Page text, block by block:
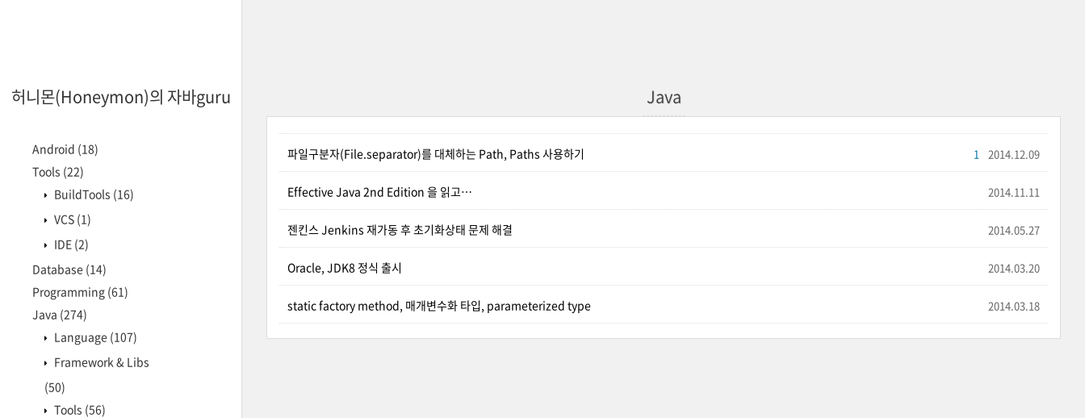
허니몬(Honeymon)의 자바guru
Android (18)
Tools (22)
BuildTools (16)
VCS (1)
IDE (2)
Database (14)
Programming (61)
Java (274)
Language (107)
Framework & Libs
(50)
Tools (56)
Java
파일구분자(File.separator)를 대체하는 Path, Paths 사용하기 2014.12.09
1
Effective Java 2nd Edition 을 읽고… 2014.11.11
젠킨스 Jenkins 재가동 후 초기화상태 문제 해결 2014.05.27
Oracle, JDK8 정식 출시 2014.03.20
static factory method, 매개변수화 타입, parameterized type 2014.03.18